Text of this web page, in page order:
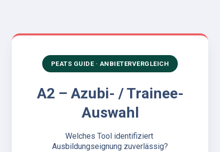
PEATS GUIDE · ANBIETERVERGLEICH
A2 – Azubi- / Trainee-
Auswahl
Welches Tool identifiziert
Ausbildungseignung zuverlässig?